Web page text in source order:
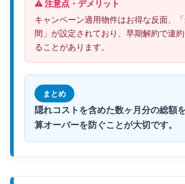
⚠️ 注意点・デメリット
キャンペーン適用物件はお得な反面、
間」が設定されており、早期解約で違
ることがあります。
まとめ
隠れコストを含めた数ヶ月分の総額
算オーバーを防ぐことが大切です。